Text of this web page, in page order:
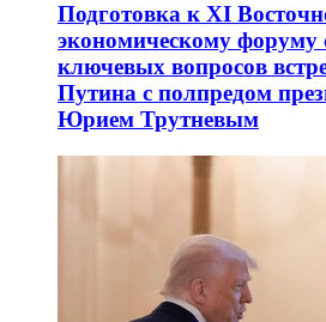
Подготовка к XI
экономическому форуму
ключевых вопросов
Путина с полпредом
Юрием Трутневым